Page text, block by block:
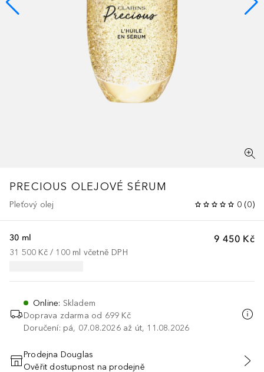
PRECIOUS OLEJOVÉ SÉRUM
Pleťový olej 0 (0)
9 450 Kč
30 ml
31 500 Kč / 100 ml včetně DPH
Online: Skladem
Doprava zdarma od 699 Kč
Doručení: pá, 07.08.2026 až út, 11.08.2026
PŘIDAT DO KOŠÍKU
Prodejna Douglas
Ověřit dostupnost na prodejně